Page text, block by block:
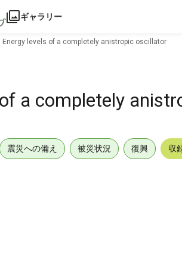
ギャラリー
Energy levels of a completely anistropic oscillator
a completely
震災への備え 被災状況 復興 収